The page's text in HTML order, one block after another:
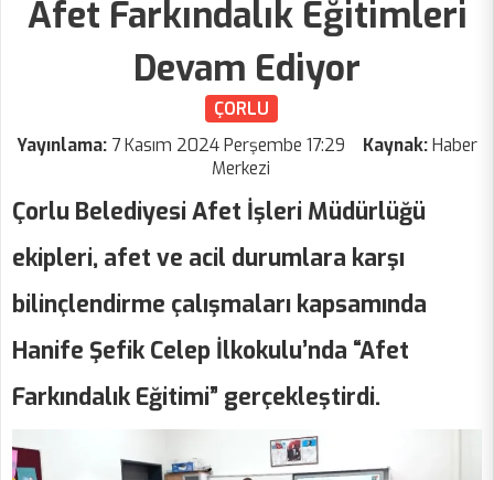
Afet Farkındalık Eğitimleri
Devam Ediyor
ÇORLU
Yayınlama: 7 Kasım 2024 Perşembe 17:29 Kaynak:Haber
Merkezi
Çorlu Belediyesi Afet İşleri Müdürlüğü
ekipleri, afet ve acil durumlara karşı
bilinçlendirme çalışmaları kapsamında
Hanife Şefik Celep İlkokulu’nda “Afet
Farkındalık Eğitimi” gerçekleştirdi.